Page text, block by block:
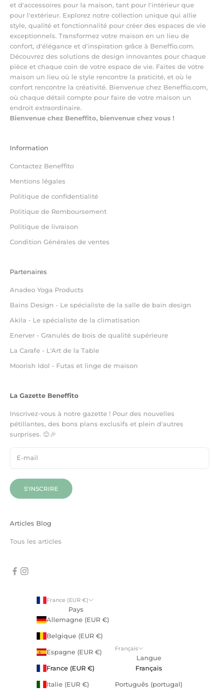
et d'accessoires pour la maison, tant pour l'intérieur que
pour l'extérieur. Explorez notre collection unique qui allie
style, qualité et fonctionnalité pour créer des espaces de vie
exceptionnels. Transformez votre maison en un lieu de
confort, d'élégance et d'inspiration grâce à Beneffio.com.
Découvrez des solutions de design innovantes pour chaque
pièce et chaque coin de votre espace de vie. Faites de votre
maison un lieu où le style rencontre la praticité, et où le
confort rencontre la créativité. Bienvenue chez Beneffio.com,
où chaque détail compte pour faire de votre maison un
endroit extraordinaire.
Bienvenue chez Beneffito, bienvenue chez vous !
Information
Contactez Beneffito
Mentions légales
Politique de confidentialité
Politique de Remboursement
Politique de livraison
Condition Générales de ventes
Partenaires
Anadeo Yoga Products
Bains Design - Le spécialiste de la salle de bain design
Akila - Le spécialiste de la climatisation
Enerver - Granulés de bois de qualité supérieure
La Carafe - L'Art de la Table
Moorish Idol - Futas et linge de maison
La Gazette Beneffito
Inscrivez-vous à notre gazette ! Pour des nouvelles
pétillantes, des bons plans exclusifs et plein d'autres
surprises. 😊🎉
S'INSCRIRE
Articles Blog
Tous les articles
France (EUR €)
Pays
Allemagne (EUR €)
Belgique (EUR €)
Espagne (EUR €)
France (EUR €)
Italie (EUR €)
Français
Langue
Français
Português (portugal)